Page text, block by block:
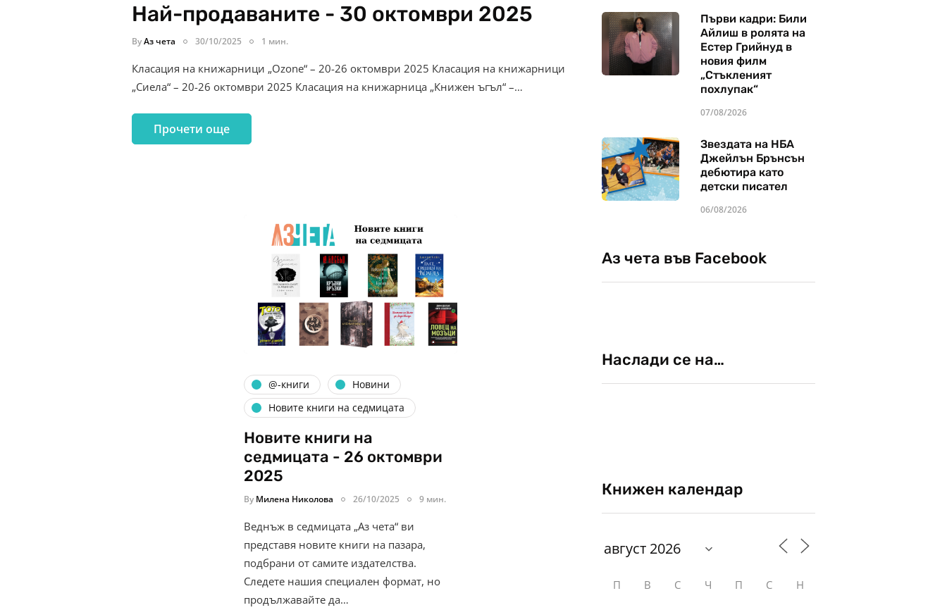
Най-продаваните - 30 октомври 2025
ByАз чета 30/10/2025 1 мин.
Класация на книжарници „Ozone“ – 20-26 октомври 2025 Класация на книжарници
„Сиела“ – 20-26 октомври 2025 Класация на книжарница „Книжен ъгъл“ –…
Прочети още
@-книги
Новини
Новите книги на седмицата
Новите книги на
седмицата - 26 октомври
2025
By Милена Николова 26/10/2025 9 мин.
Веднъж в седмицата „Аз чета“ ви
представя новите книги на пазара,
подбрани от самите издателства.
Следете нашия специален формат, но
продължавайте да…
Първи кадри: Били
Айлиш в ролята на
Естер Грийнуд в
новия филм
„Стъкленият
похлупак“
07/08/2026
Звездата на НБА
Джейлън Брънсън
дебютира като
детски писател
06/08/2026
Аз чета във Facebook
Наслади се на…
Книжен календар
П В С Ч П С Н